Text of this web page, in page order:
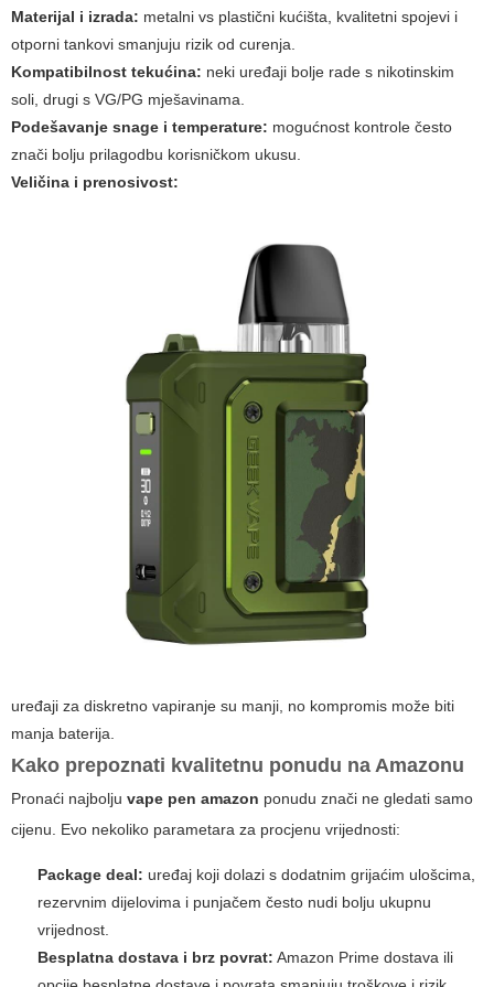
Materijal i izrada: metalni vs plastični kućišta, kvalitetni spojevi i
otporni tankovi smanjuju rizik od curenja.
Kompatibilnost tekućina: neki uređaji bolje rade s nikotinskim
soli, drugi s VG/PG mješavinama.
Podešavanje snage i temperature: mogućnost kontrole često
znači bolju prilagodbu korisničkom ukusu.
Veličina i prenosivost:
uređaji za diskretno vapiranje su manji, no kompromis može biti
manja baterija.
Kako prepoznati kvalitetnu ponudu na Amazonu
Pronaći najbolju vape pen amazon ponudu znači ne gledati samo
cijenu. Evo nekoliko parametara za procjenu vrijednosti:
Package deal: uređaj koji dolazi s dodatnim grijaćim ulošcima,
rezervnim dijelovima i punjačem često nudi bolju ukupnu
vrijednost.
Besplatna dostava i brz povrat: Amazon Prime dostava ili